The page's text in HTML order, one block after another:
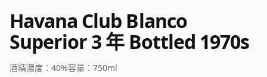
Havana Club Blanco
Superior 3 年 Bottled 1970s
酒精濃度： 40%容量： 750ml